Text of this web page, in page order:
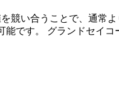
競い合うことで、通常
です。 グランドセイ